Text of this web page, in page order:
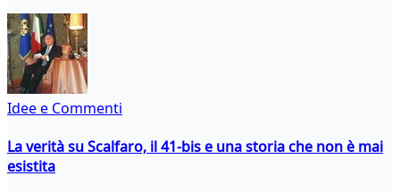
Idee e Commenti
La verità su Scalfaro, il 41-bis e una storia che non è mai
esistita